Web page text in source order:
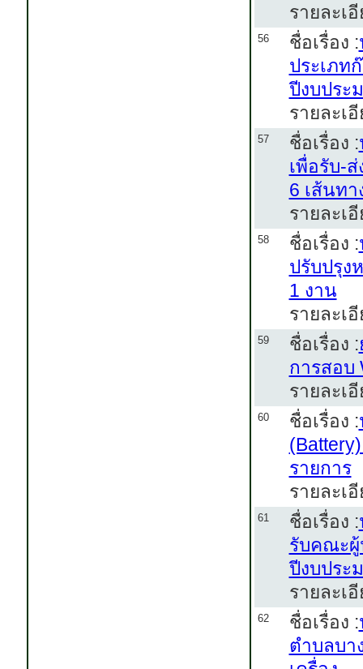
รายละเ
56 ชื่อเรื่อง :
ประเภท
ปีงบประ
รายละเ
57 ชื่อเรื่อง :
เพื่อรับ-
6 เส้นทา
รายละเ
58 ชื่อเรื่อง :
ปรับปรุง
1 งาน
รายละเ
59 ชื่อเรื่อง :
การสอบ
รายละเ
60 ชื่อเรื่อง :
รายการ
รายละเ
61 ชื่อเรื่อง :
รับคณะผู้
ปีงบประ
รายละเ
62 ชื่อเรื่อง :
ตำบลบา